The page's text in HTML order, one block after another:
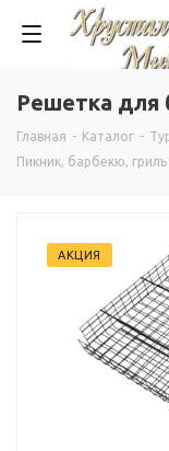
Решетка для
Главная - Каталог -
Пикник, барбекю, гриль
АКЦИЯ